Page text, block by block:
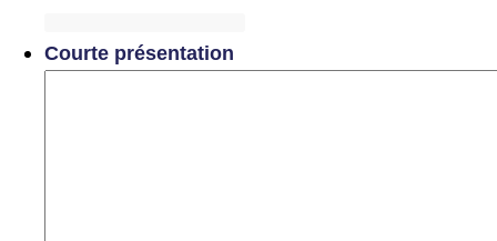
Courte présentation